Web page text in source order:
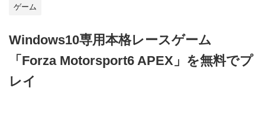
ゲーム
Windows10専用本格レースゲーム
「Forza Motorsport6 APEX」を無料でプ
レイ